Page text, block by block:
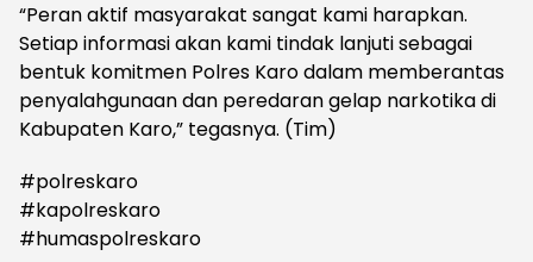
“Peran aktif masyarakat sangat kami harapkan.
Setiap informasi akan kami tindak lanjuti sebagai
bentuk komitmen Polres Karo dalam memberantas
penyalahgunaan dan peredaran gelap narkotika di
Kabupaten Karo,” tegasnya. (Tim)
#polreskaro
#kapolreskaro
#humaspolreskaro